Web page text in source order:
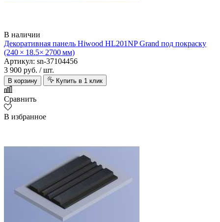
В наличии
Декоративная панель Hiwood HL201NP Grand под покраску
(240 × 18.5× 2700 мм)
Артикул: sn-37104456
3 900 руб. / шт.
В корзину Купить в 1 клик
Сравнить
В избранное